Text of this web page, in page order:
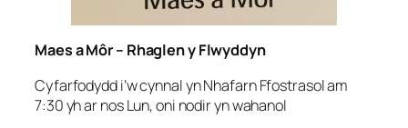
Maes a Môr – Rhaglen y Flwyddyn
Cyfarfodydd i’w cynnal yn Nhafarn Ffostrasol am
7:30 yh ar nos Lun, oni nodir yn wahanol